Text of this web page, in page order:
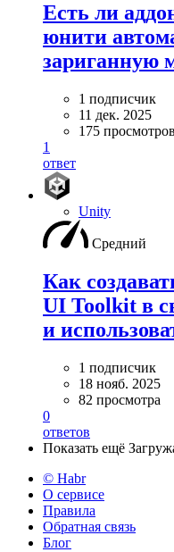
Есть ли
юнити
зариганную
1 подписчик
11 дек. 2025
175 просмотров
1
ответ
Unity
Средний
Как
UI Toolkit в
и
1 подписчик
18 нояб. 2025
82 просмотра
0
ответов
Показать ещё
© Habr
О сервисе
Правила
Обратная связь
Блог